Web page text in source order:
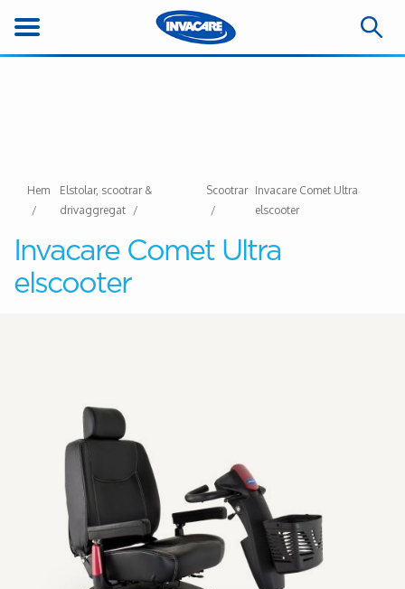
Hem
Elstolar, scootrar &
drivaggregat
Scootrar Invacare Comet Ultra
elscooter
Invacare Comet Ultra
elscooter